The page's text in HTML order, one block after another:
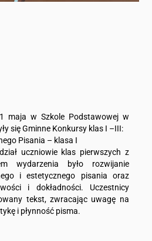
maja w Szkole Podstawowej w
się Gminne Konkursy klas I –III:
Pisania – klasa I
uczniowie klas pierwszych z
wydarzenia było rozwijanie
i estetycznego pisania oraz
i dokładności. Uczestnicy
tekst, zwracając uwagę na
i płynność pisma.